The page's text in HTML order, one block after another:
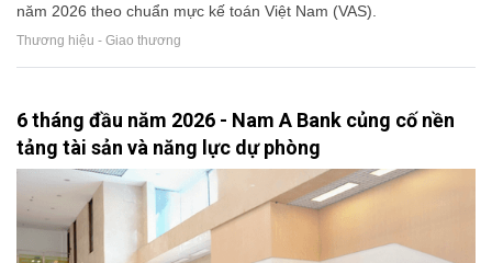
năm 2026 theo chuẩn mực kế toán Việt Nam (VAS).
Thương hiệu - Giao thương
6 tháng đầu năm 2026 - Nam A Bank củng cố nền
tảng tài sản và năng lực dự phòng